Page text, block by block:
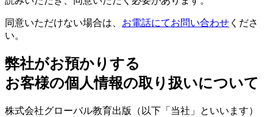
同意いただけない場合は、 お電話にてお問い合わせ くださ
い。
弊社がお預かりする
お客様の個人情報の取り扱いについて
株式会社グローバル教育出版（以下「当社」といいます）